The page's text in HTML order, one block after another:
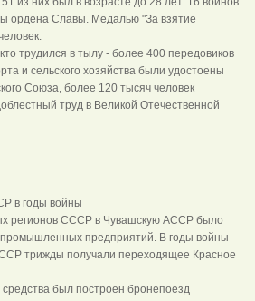
ордена Славы. Медалью "За взятие
трудился в тылу - более 400 передовиков
и сельского хозяйства были удостоены
Союза, более 120 тысяч человек
труд в Великой Отечественной
в годы войны
регионов СССР в Чувашскую АССР было
предприятий. В годы войны
трижды получали переходящее Красное
был построен бронепоезд